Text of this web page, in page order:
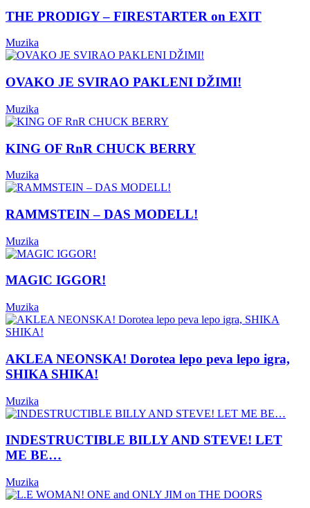
THE PRODIGY – FIRESTARTER on EXIT
Muzika
OVAKO JE SVIRAO PAKLENI DŽIMI!
Muzika
KING OF RnR CHUCK BERRY
Muzika
RAMMSTEIN – DAS MODELL!
Muzika
MAGIC IGGOR!
Muzika
AKLEA NEONSKA! Dorotea lepo peva lepo igra,
SHIKA SHIKA!
Muzika
INDESTRUCTIBLE BILLY AND STEVE! LET
ME BE…
Muzika